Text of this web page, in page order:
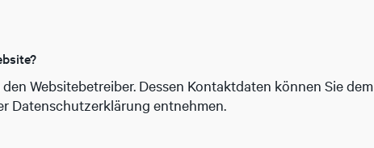
Websitebetreiber. Dessen Kontaktdaten können Sie dem
Datenschutzerklärung entnehmen.